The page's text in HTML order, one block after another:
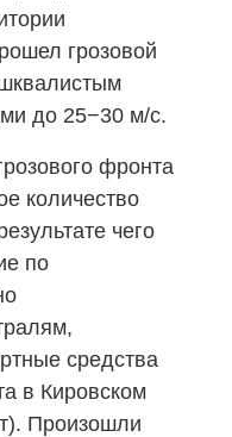
грозовой
до 25−30 м/с.
фронта
количество
чего
по
средства
в Кировском
Произошли